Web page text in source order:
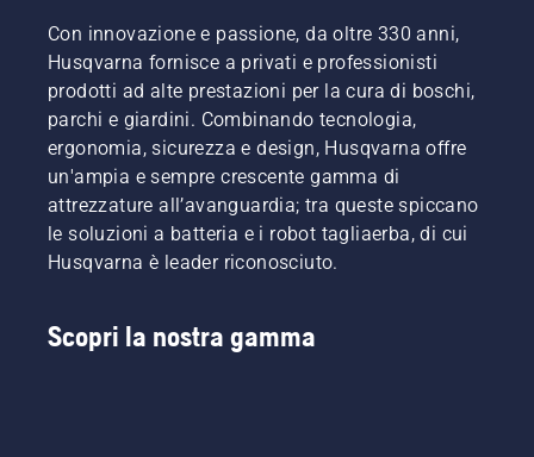
Con innovazione e passione, da oltre 330 anni,
Husqvarna fornisce a privati e professionisti
prodotti ad alte prestazioni per la cura di boschi,
parchi e giardini. Combinando tecnologia,
ergonomia, sicurezza e design, Husqvarna offre
un'ampia e sempre crescente gamma di
attrezzature all’avanguardia; tra queste spiccano
le soluzioni a batteria e i robot tagliaerba, di cui
Husqvarna è leader riconosciuto.
Scopri la nostra gamma